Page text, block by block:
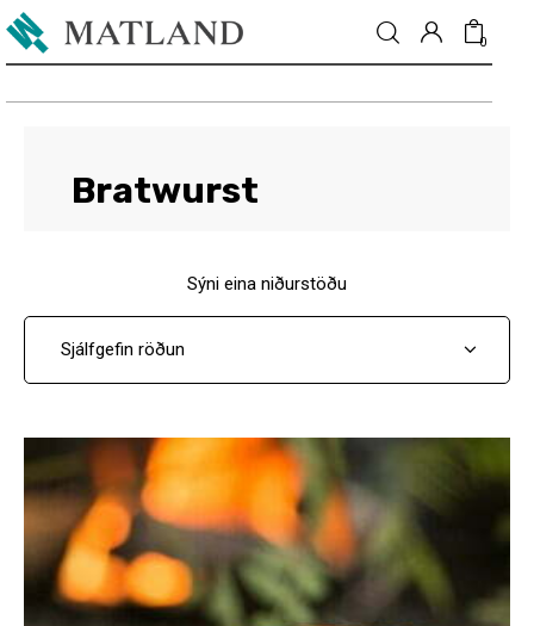
0
Fréttir
Menning
Fólkið
Skoðun
Matarmarkaður
Styrkja
Bratwurst
Sýni eina niðurstöðu